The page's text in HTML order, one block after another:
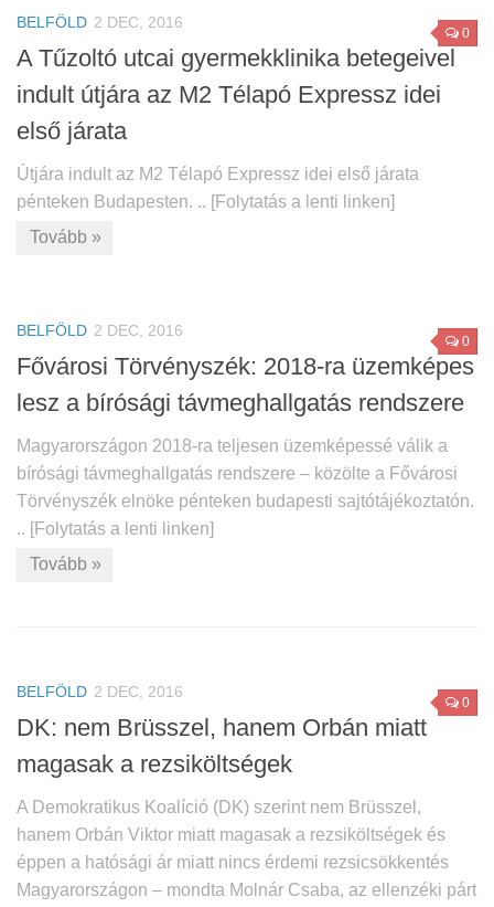
0
BELFÖLD 2 DEC, 2016
A Tűzoltó utcai gyermekklinika betegeivel
indult útjára az M2 Télapó Expressz idei
első járata
Útjára indult az M2 Télapó Expressz idei első járata
pénteken Budapesten. .. [Folytatás a lenti linken]
Tovább »
0
BELFÖLD 2 DEC, 2016
Fővárosi Törvényszék: 2018-ra üzemképes
lesz a bírósági távmeghallgatás rendszere
Magyarországon 2018-ra teljesen üzemképessé válik a
bírósági távmeghallgatás rendszere – közölte a Fővárosi
Törvényszék elnöke pénteken budapesti sajtótájékoztatón.
.. [Folytatás a lenti linken]
Tovább »
0
BELFÖLD 2 DEC, 2016
DK: nem Brüsszel, hanem Orbán miatt
magasak a rezsiköltségek
A Demokratikus Koalíció (DK) szerint nem Brüsszel,
hanem Orbán Viktor miatt magasak a rezsiköltségek és
éppen a hatósági ár miatt nincs érdemi rezsicsökkentés
Magyarországon – mondta Molnár Csaba, az ellenzéki párt